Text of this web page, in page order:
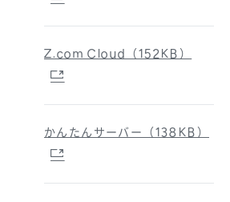
Z.com Cloud（152KB）
かんたんサーバー（138KB）